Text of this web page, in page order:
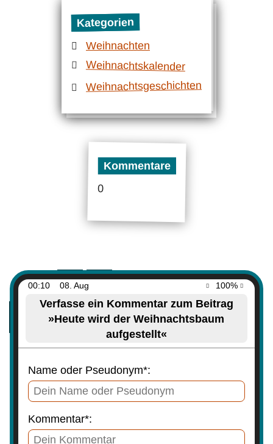
Kategorien
Weihnachten
Weihnachtskalender
Weihnachtsgeschichten
Kommentare
0
00:10 08. Aug 100%
Verfasse ein Kommentar zum Beitrag
»Heute wird der Weihnachtsbaum
aufgestellt«
Name oder Pseudonym*:
Kommentar*: